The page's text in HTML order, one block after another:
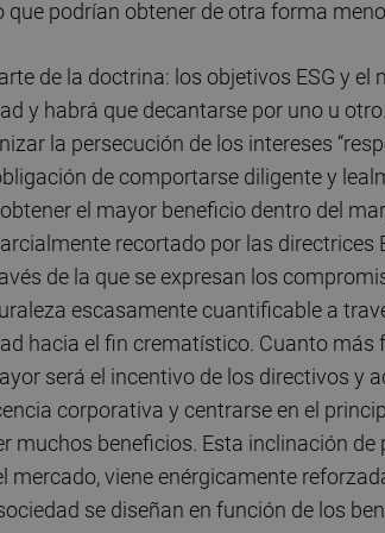
podrían obtener de otra forma
de la doctrina: los objetivos ESG y el
y habrá que decantarse por uno u
la persecución de los intereses
de comportarse diligente y
el mayor beneficio dentro del
recortado por las directrices
de la que se expresan los
escasamente cuantificable a
hacia el fin crematístico. Cuanto más
será el incentivo de los directivos y
corporativa y centrarse en el
muchos beneficios. Esta inclinación
mercado, viene enérgicamente
se diseñan en función de los